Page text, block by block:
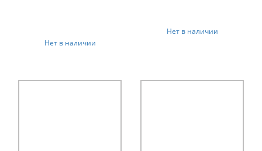
Нет в наличии
Нет в наличии